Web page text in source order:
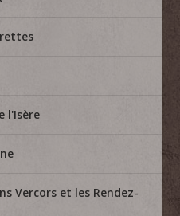
l'Isère
Vercors et les Rendez-